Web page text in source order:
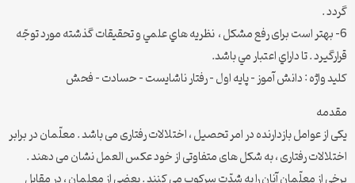
گردد .
6- بهتر است برای رفع مشکل ، نظريه هاي علمي و تحقيقات گذشته مورد توجّه
قرارگیرد . تا داراي اعتبار مي باشد.
کلید واژه : دانش آموز – پایه اول – رفتار ناشایست – حسادت – فحش
مقدمه
یکی از عوامل بازدارنده در امر تحصیل ، اختلالات رفتاری می باشد . معلّمان در برابر
اختلالات رفتاری ، به شکل های متفاوتی از خود عکس العمل نشان می دهند .
برخی از معلّمان آنان را به شدّت سرکوب می کنند . بعضی از معلمان ، در مقابل